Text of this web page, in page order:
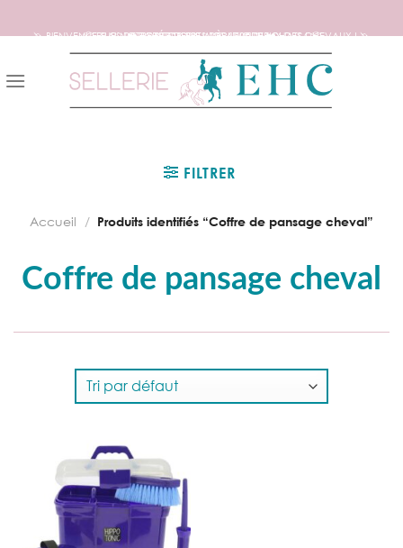
🦄 BIENVENUE SUR NOTRE SITE DEDIE AUX AMOUREUX DES CHEVAUX ! 🦄
📦 FRAIS DE PORT OFFERTS DÈS 150€ D’ACHATS ! 📦
❤️ EXPÉDITIONS WORLDWIDE ❤️
content
Coffre de pansage cheval
Accueil / Produits identifiés “Coffre de pansage cheval”
FILTRER